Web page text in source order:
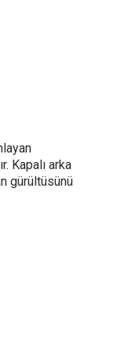
Kapalı arka
gürültüsünü